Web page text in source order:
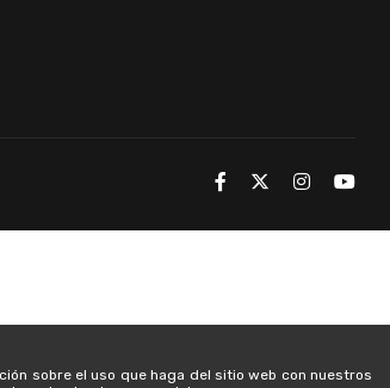
sobre el uso que haga del sitio web con nuestros